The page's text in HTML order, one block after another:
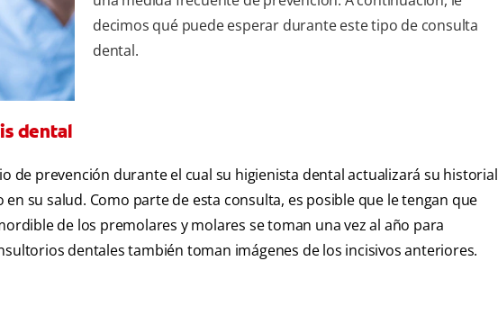
decimos qué puede esperar durante este tipo de consulta
dental.
dental
de prevención durante el cual su higienista dental actualizará su historial
su salud. Como parte de esta consulta, es posible que le tengan que
de los premolares y molares se toman una vez al año para
dentales también toman imágenes de los incisivos anteriores.